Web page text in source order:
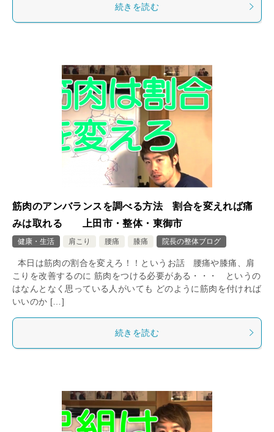
続きを読む
筋肉のアンバランスを調べる方法 割合を変えれば痛
みは取れる 上田市・整体・東御市
健康・生活 肩こり 腰痛 膝痛 院長の整体ブログ
本日は筋肉の割合を変えろ！！というお話 腰痛や膝痛、肩
こりを改善するのに 筋肉をつける必要がある・・・ というの
はなんとなく思っている人がいても どのように筋肉を付ければ
いいのか […]
続きを読む